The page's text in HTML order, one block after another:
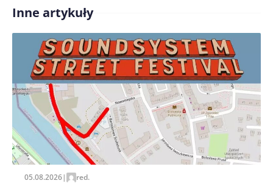
Inne artykuły
05.08.2026| red.